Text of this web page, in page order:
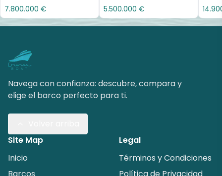
7.800.000 €
5.500.000 €
Navega con confianza: descubre, compara y
elige el barco perfecto para ti.
Site Map
Inicio
Legal
Términos y Condiciones